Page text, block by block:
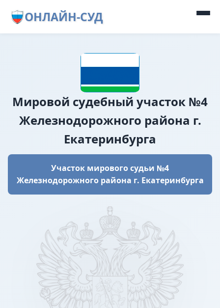
ОНЛАЙН-СУД
Мировой судебный участок №4
Железнодорожного района г.
Екатеринбурга
Участок мирового судьи №4
Железнодорожного района г. Екатеринбурга